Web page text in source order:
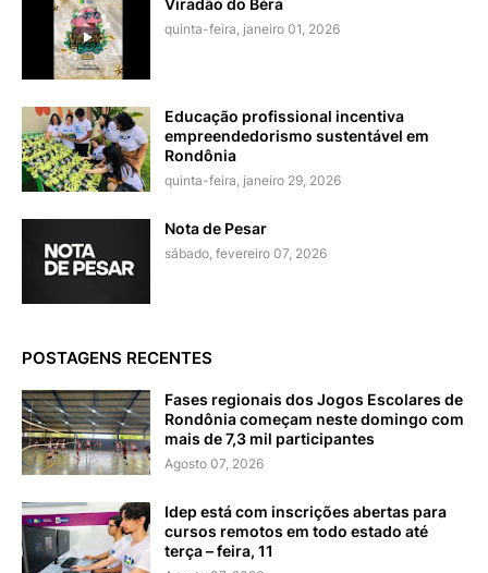
Viradão do Béra
quinta-feira, janeiro 01, 2026
Educação profissional incentiva
empreendedorismo sustentável em
Rondônia
quinta-feira, janeiro 29, 2026
Nota de Pesar
sábado, fevereiro 07, 2026
POSTAGENS RECENTES
Fases regionais dos Jogos Escolares de
Rondônia começam neste domingo com
mais de 7,3 mil participantes
Agosto 07, 2026
Idep está com inscrições abertas para
cursos remotos em todo estado até
terça – feira, 11